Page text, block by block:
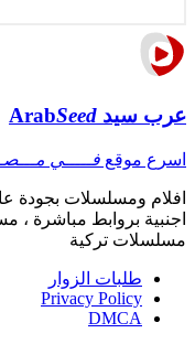
عرب سيد ArabSeed
اسرع موقع فـــــي
افلام ومسلسلات بجودة
اجنبية بروابط مباشرة ،
مسلسلات تركية
طلبات الزوار
Privacy Policy
DMCA